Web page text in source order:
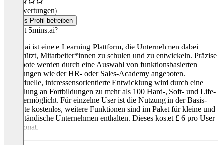
(0 Bewertungen)
Dieses Profil betreiben
Was ist 5mins.ai?
5mins.ai ist eine e-Learning-Plattform, die Unternehmen dabei
unterstützt, Mitarbeiter*innen zu schulen und zu entwickeln. Präzise
Angebote werden durch eine Auswahl von funktionsbasierten
Schulungen wie der HR- oder Sales-Academy angeboten.
Individuelle, interessensorientierte Entwicklung wird durch eine
Sammlung an Fortbildungen zu mehr als 100 Hard-, Soft- und Life-
Skills ermöglicht. Für einzelne User ist die Nutzung in der Basis-
Variante kostenlos, weitere Funktionen sind im Paket für kleine und
mittelständische Unternehmen enthalten. Dieses kostet £ 6 pro User
pro Monat.